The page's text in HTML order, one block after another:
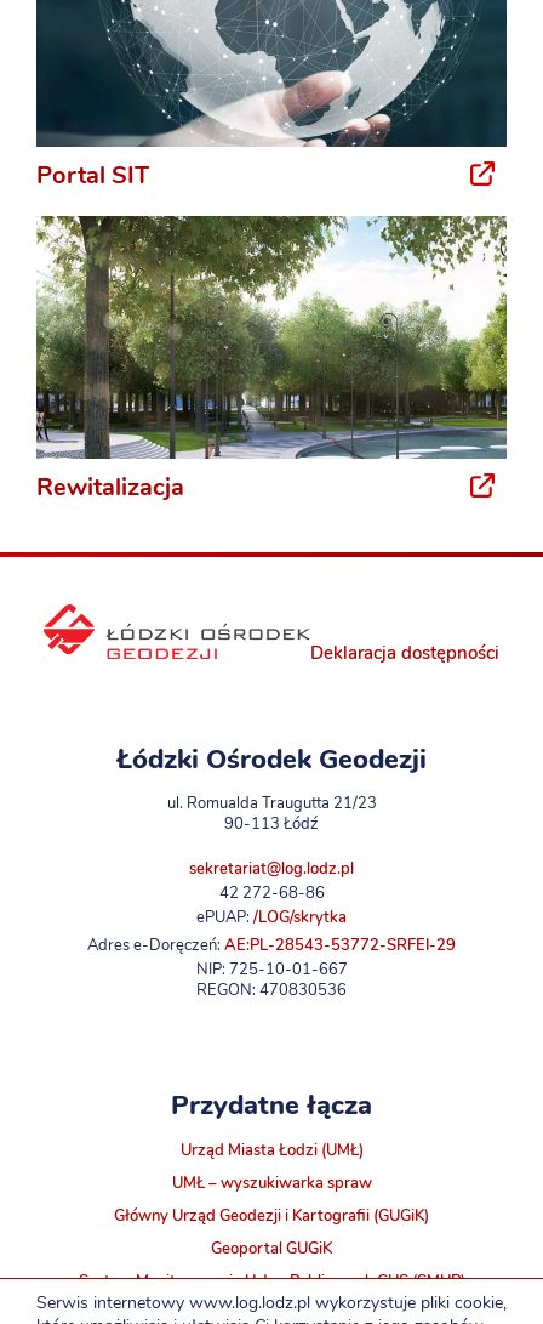
Portal SIT
Rewitalizacja
Deklaracja dostępności
Łódzki Ośrodek Geodezji
ul. Romualda Traugutta 21/23
90-113 Łódź
sekretariat@log.lodz.pl
42 272-68-86
ePUAP: /LOG/skrytka
Adres e-Doręczeń: AE:PL-28543-53772-SRFEI-29
NIP: 725-10-01-667
REGON: 470830536
Przydatne łącza
Urząd Miasta Łodzi (UMŁ)
UMŁ – wyszukiwarka spraw
Główny Urząd Geodezji i Kartografii (GUGiK)
Geoportal GUGiK
System Monitorowania Usług Publicznych GUS (SMUP)
Serwis internetowy www.log.lodz.pl wykorzystuje pliki cookie,